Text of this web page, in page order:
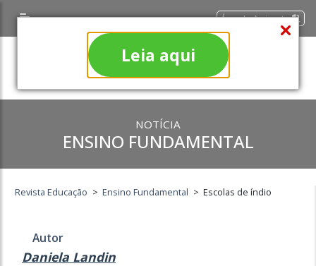
Leia aqui
Área do Assinante
NOTÍCIA
ENSINO FUNDAMENTAL
Revista Educação > Ensino Fundamental > Escolas de índio
Autor
Daniela Landin